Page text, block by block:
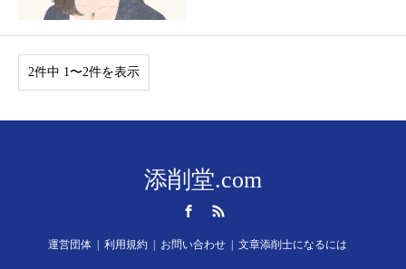
2件中 1〜2件を表示
添削堂.com
運営団体 利用規約 お問い合わせ 文章添削士になるには